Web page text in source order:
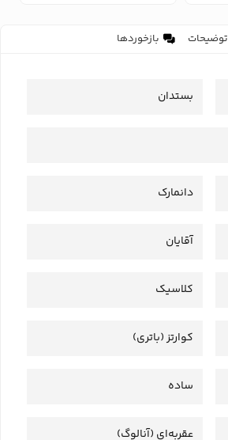
توضیحات بازخوردها
بستدان
دانمارک
آقایان
کلاسیک
کوارتز (باتری)
ساده
عقربه‌ای (آنالوگ)